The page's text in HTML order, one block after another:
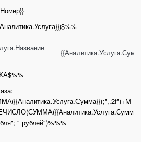
{{Аналитика.Услуга.Сумма}}
" рублей")%%%